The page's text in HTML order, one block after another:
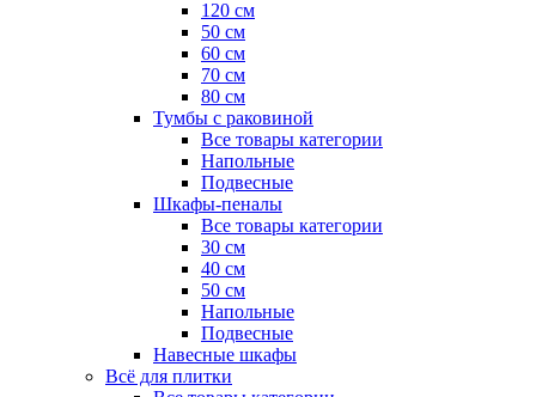
120 см
50 см
60 см
70 см
80 см
Тумбы с раковиной
Все товары категории
Напольные
Подвесные
Шкафы-пеналы
Все товары категории
30 см
40 см
50 см
Напольные
Подвесные
Навесные шкафы
Всё для плитки